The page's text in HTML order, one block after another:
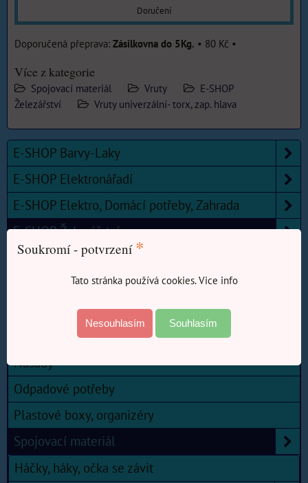
Doručení
Zásilkovna do 5Kg. • 80 Kč •
Více z kategorie
Spojovací materiál Vruty
E-SHOP
Železářství
Vruty univerzální- torx, zap. hlava
E-SHOP Barvy-Laky
E-SHOP Elektronářadí
E-SHOP Elektro, Domácí potřeby, Zahrada
E-SHOP Železářství
Kouřovody a příslušenství kamen
Měřidla, pásma, metry.
Nástroje, broušení, řezání.
Násady
Odpadové potřeby
Plastové boxy, organizéry
Spojovací materiál
Háčky, háky, očka se závit
Soukromí - potvrzení *
Tato stránka používá cookies. Vice info
Nesouhlasím Souhlasím